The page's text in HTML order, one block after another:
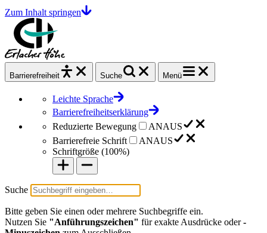
Zum Inhalt springen
Barrierefrei heit Suche Menü
Leichte Sprache
Barrierefreiheitserklärung
Reduzierte Bewegung
ANAUS
Barrierefreie Schrift
ANAUS
Schriftgröße (100%)
Suche
Bitte geben Sie einen oder mehrere Suchbegriffe ein.
Nutzen Sie "Anführungszeichen" für exakte Ausdrücke oder-